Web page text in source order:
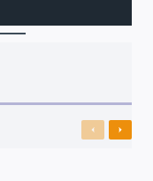
Previous
Next